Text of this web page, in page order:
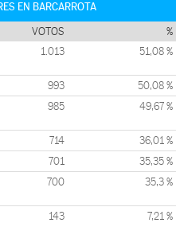
EN BARCARROTA
VOTOS %
1.013 51,08 %
993 50,08 %
985 49,67 %
714 36,01 %
701 35,35 %
700 35,3 %
143 7,21 %